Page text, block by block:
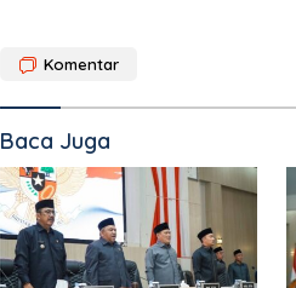
Komentar
Baca Juga